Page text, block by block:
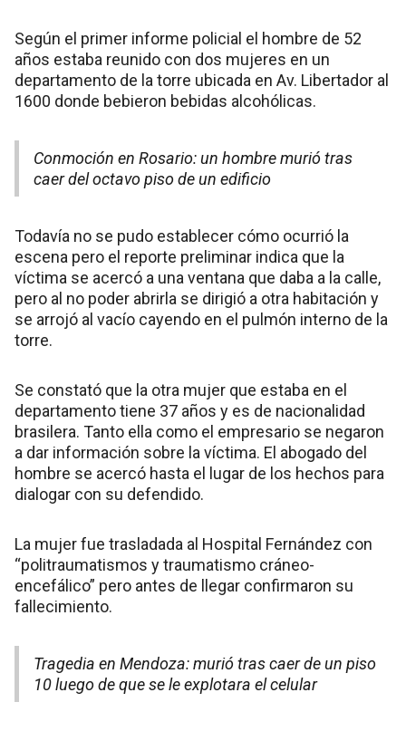
Según el primer informe policial el hombre de 52
años estaba reunido con dos mujeres en un
departamento de la torre ubicada en Av. Libertador al
1600 donde bebieron bebidas alcohólicas.
Conmoción en Rosario: un hombre murió tras
caer del octavo piso de un edificio
Todavía no se pudo establecer cómo ocurrió la
escena pero el reporte preliminar indica que la
víctima se acercó a una ventana que daba a la calle,
pero al no poder abrirla se dirigió a otra habitación y
se arrojó al vacío cayendo en el pulmón interno de la
torre.
Se constató que la otra mujer que estaba en el
departamento tiene 37 años y es de nacionalidad
brasilera. Tanto ella como el empresario se negaron
a dar información sobre la víctima. El abogado del
hombre se acercó hasta el lugar de los hechos para
dialogar con su defendido.
La mujer fue trasladada al Hospital Fernández con
“politraumatismos y traumatismo cráneo-
encefálico” pero antes de llegar confirmaron su
fallecimiento.
Tragedia en Mendoza: murió tras caer de un piso
10 luego de que se le explotara el celular